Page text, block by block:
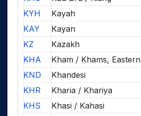
KYH
Kayah
KAY
Kayan
KZ
Kazakh
KHA
Kham / Khams, Eastern
KND
Khandesi
KHR
Kharia / Khariya
KHS
Khasi / Kahasi